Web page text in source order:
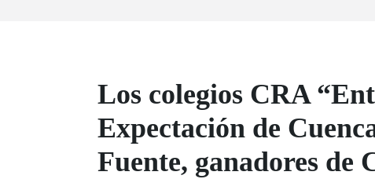
Los colegios CRA
Expectación de
Fuente, ganadores de